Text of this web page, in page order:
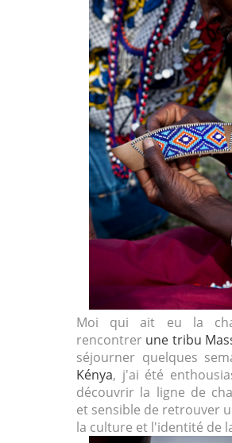
Moi qui ait eu la
rencontrer une tribu
séjourner quelques
Kénya, j'ai été
découvrir la ligne de
et sensible de retrouver
la culture et l'identité de